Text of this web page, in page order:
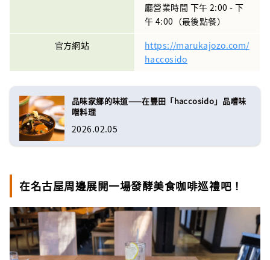
廳營業時間 下午 2:00 - 下
午 4:00（最後點餐）
官方網站
https://marukajozo.com/
haccosido
品味家鄉的味道——在豐田「haccosido」品嚐味
噌料理
2026.02.05
在名古屋周邊展開一場發酵美食咖啡巡禮吧！